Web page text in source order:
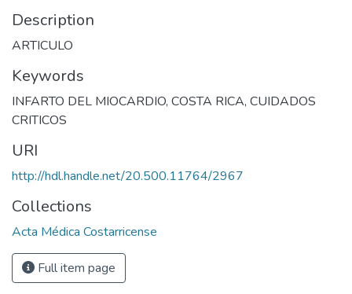
Description
ARTICULO
Keywords
INFARTO DEL MIOCARDIO, COSTA RICA, CUIDADOS
CRITICOS
URI
http://hdl.handle.net/20.500.11764/2967
Collections
Acta Médica Costarricense
Full item page